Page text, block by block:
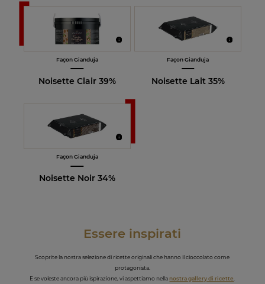
Façon Gianduja
Noisette Clair 39%
Façon Gianduja
Noisette Lait 35%
Façon Gianduja
Noisette Noir 34%
Essere inspirati
Scoprite la nostra selezione di ricette originali che hanno il cioccolato come
protagonista.
E se voleste ancora più ispirazione, vi aspettiamo nellanostra gallery di ricette